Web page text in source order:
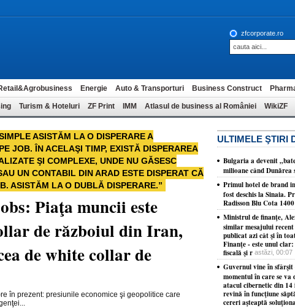
zfcorporate.ro
Energie Auto & Transporturi Business Construct
Turism & Hoteluri ZF Print IMM Atlasul de business al României WikiZF
ASISTĂM LA O DISPERARE A
JOB. ÎN ACELAŞI TIMP, EXISTĂ DISPERAREA
ŞI COMPLEXE, UNDE NU GĂSESC
UN CONTABIL DIN ARAD ESTE DISPERAT CĂ
ASISTĂM LA O DUBLĂ DISPERARE.”
Piaţa muncii este
de războiul din Iran,
de white collar de
în prezent: presiunile economice şi geopolitice care
ULTIMELE ŞTIRI
Bulgaria a devenit
milioane când Dunărea
​Primul hotel de brand
fost deschis la Sinaia.
Radisson Blu Cota 1400
Ministrul de finanţe,
similar mesajului
publicat azi cât şi în
Finanţe - este unul
fiscală şi r astăzi, 00:07
Guvernul vine în
momentul în care se
atacul cibernetic din
revină în funcţiune
cereri aşteaptă soluţiona